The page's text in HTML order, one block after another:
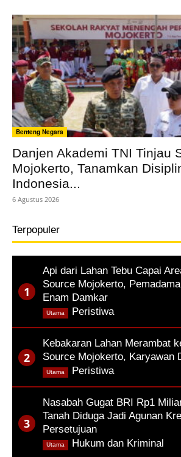
Benteng Negara
Danjen Akademi TNI Tinjau
Mojokerto, Tanamkan
Indonesia...
6 Agustus 2026
Terpopuler
Api dari Lahan Tebu Capai
Source Mojokerto,
Enam Damkar
Peristiwa,
Utama
Kebakaran Lahan Merambat
Source Mojokerto, Karyawan
Peristiwa,
Utama
Nasabah Gugat BRI Rp1
Tanah Diduga Jadi Agunan
Persetujuan
Hukum dan Kriminal
Utama